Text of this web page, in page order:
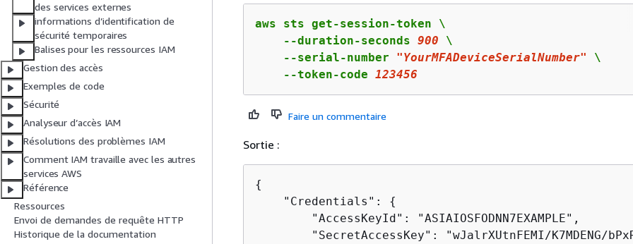
des services externes
informations d’identification de
sécurité temporaires
Balises pour les ressources IAM
Gestion des accès
Exemples de code
Sécurité
Analyseur d’accès IAM
Résolutions des problèmes IAM
Comment IAM travaille avec les autres
services AWS
Référence
Ressources
Envoi de demandes de requête HTTP
Historique de la documentation
aws sts get-session-token \
    --duration-seconds
900 \
    --serial-number
"YourMFADeviceSerialNumber" \
    --token-code
123456
Faire un commentaire
Sortie :
{
    "Credentials":
{
        "AccessKeyId": "ASIAIOSFODNN7EXAMPLE",
"SecretAccessKey": "wJalrXUtnFEMI/K7MDENG/